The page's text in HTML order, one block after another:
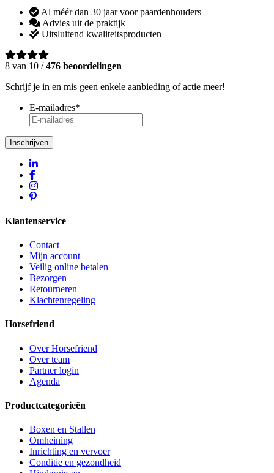
Al méér dan 30 jaar voor paardenhouders
Advies uit de praktijk
Uitsluitend kwaliteitsproducten
8 van 10 /476 beoordelingen
Schrijf je in en mis geen enkele aanbieding of actie meer!
E-mailadres*
Inschrijven
Klantenservice
Contact
Mijn account
Veilig online betalen
Bezorgen
Retourneren
Klachtenregeling
Horsefriend
Over Horsefriend
Over team
Partner login
Agenda
Productcategorieën
Boxen en Stallen
Omheining
Inrichting en vervoer
Conditie en gezondheid